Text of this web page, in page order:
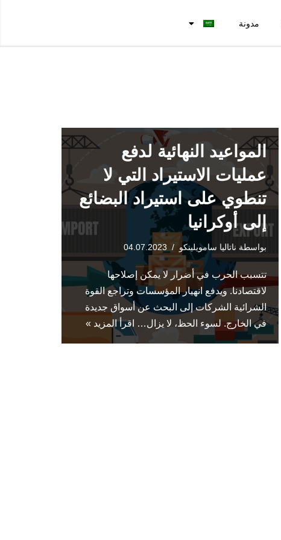
مدونة
المواعيد النهائية لدفع
عمليات الاستيراد التي لا
تنطوي على استيراد البضائع
إلى أوكرانيا
بواسطة ناتاليا سامويلينكو 04.07.2023
تتسبب الحرب في أضرار لا يمكن إصلاحها
لاقتصادنا. ويدفع انهيار المؤسسات وتراجع القوة
الشرائية الشركات إلى البحث عن أسواق جديدة
في الخارج. لسوء الحظ، لا يزال…
اقرأ المزيد »